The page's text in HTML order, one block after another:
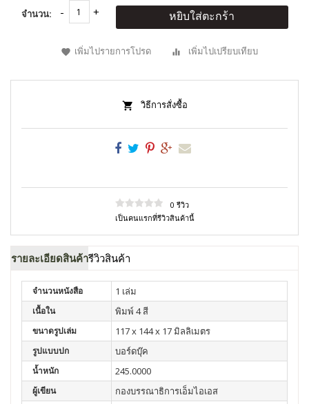
จำนวน: หยิบใส่ตะกร้า
เพิ่มไปรายการโปรด เพิ่มไปเปรียบเทียบ
วิธีการสั่งซื้อ
0 รีวิว
เป็นคนแรกที่รีวิวสินค้านี้
รายละเอียดสินค้ารีวิวสินค้า
จำนวนหนังสือ 1 เล่ม
เนื้อใน พิมพ์ 4 สี
ขนาดรูปเล่ม 117 x 144 x 17 มิลลิเมตร
รูปแบบปก บอร์ดบุ๊ค
น้ำหนัก 245.0000
ผู้เขียน กองบรรณาธิการเอ็มไอเอส